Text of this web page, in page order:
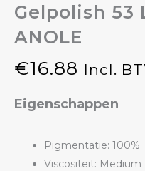
Gelpolish 53
ANOLE
€16.88 Incl.
Eigenschappen
Pigmentatie: 100%
Viscositeit: Medium